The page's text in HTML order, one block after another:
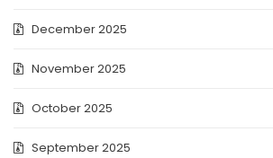
December 2025
November 2025
October 2025
September 2025